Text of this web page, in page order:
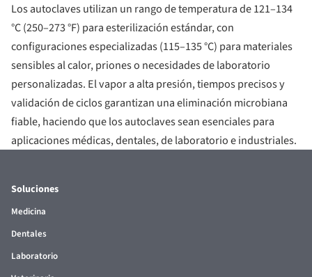
Los autoclaves utilizan un rango de temperatura de 121–134
°C (250–273 °F) para esterilización estándar, con
configuraciones especializadas (115–135 °C) para materiales
sensibles al calor, priones o necesidades de laboratorio
personalizadas. El vapor a alta presión, tiempos precisos y
validación de ciclos garantizan una eliminación microbiana
fiable, haciendo que los autoclaves sean esenciales para
aplicaciones médicas, dentales, de laboratorio e industriales.
Soluciones
Medicina
Dentales
Laboratorio